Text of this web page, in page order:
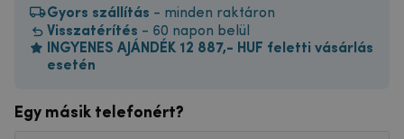
Gyors szállítás - minden raktáron
Visszatérítés - 60 napon belül
INGYENES AJÁNDÉK 12 887,- HUF feletti vásárlás
esetén
Egy másik telefonért?